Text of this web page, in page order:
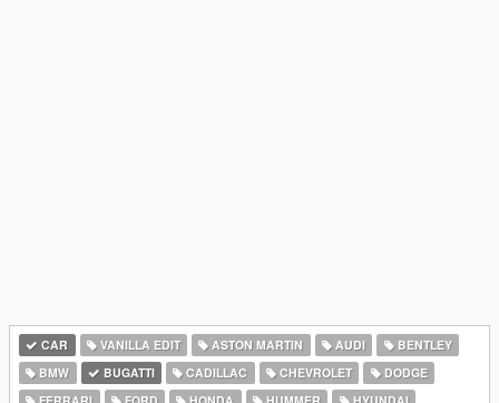
CAR VANILLA EDIT ASTON MARTIN AUDI
BENTLEY
BMW
BUGATTI CADILLAC CHEVROLET
DODGE